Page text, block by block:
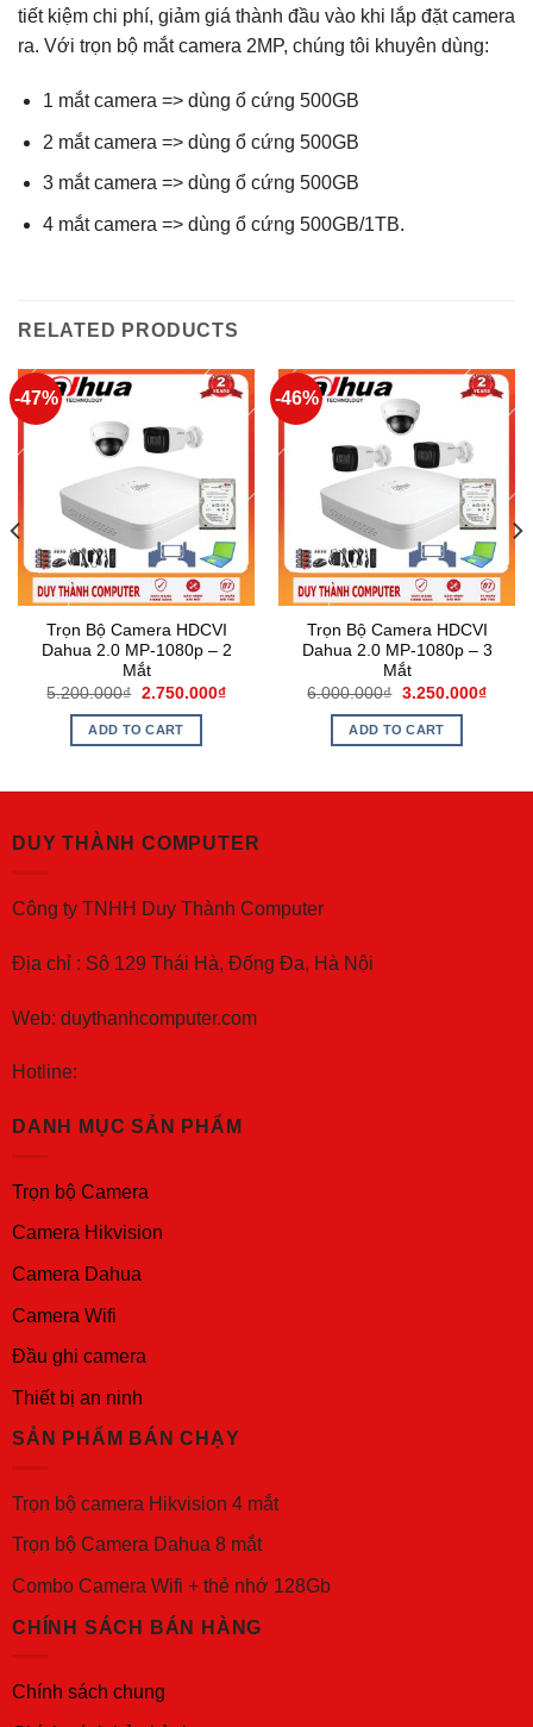
tiết kiệm chi phí, giảm giá thành đầu vào khi lắp đặt camera
ra. Với trọn bộ mắt camera 2MP, chúng tôi khuyên dùng:
1 mắt camera => dùng ổ cứng 500GB
2 mắt camera => dùng ổ cứng 500GB
3 mắt camera => dùng ổ cứng 500GB
4 mắt camera => dùng ổ cứng 500GB/1TB.
RELATED PRODUCTS
-47%
Trọn Bộ Camera HDCVI
Dahua 2.0 MP-1080p – 2
Mắt
5.200.000₫ 2.750.000₫
ADD TO CART
-46%
Trọn Bộ Camera HDCVI
Dahua 2.0 MP-1080p – 3
Mắt
6.000.000₫ 3.250.000₫
ADD TO CART
DUY THÀNH COMPUTER
Công ty TNHH Duy Thành Computer
Địa chỉ : Sô 129 Thái Hà, Đống Đa, Hà Nội
Web: duythanhcomputer.com
Hotline:
DANH MỤC SẢN PHẨM
Trọn bộ Camera
Camera Hikvision
Camera Dahua
Camera Wifi
Đầu ghi camera
Thiết bị an ninh
SẢN PHẨM BÁN CHẠY
Trọn bộ camera Hikvision 4 mắt
Trọn bộ Camera Dahua 8 mắt
Combo Camera Wifi + thẻ nhớ 128Gb
CHÍNH SÁCH BÁN HÀNG
Chính sách chung